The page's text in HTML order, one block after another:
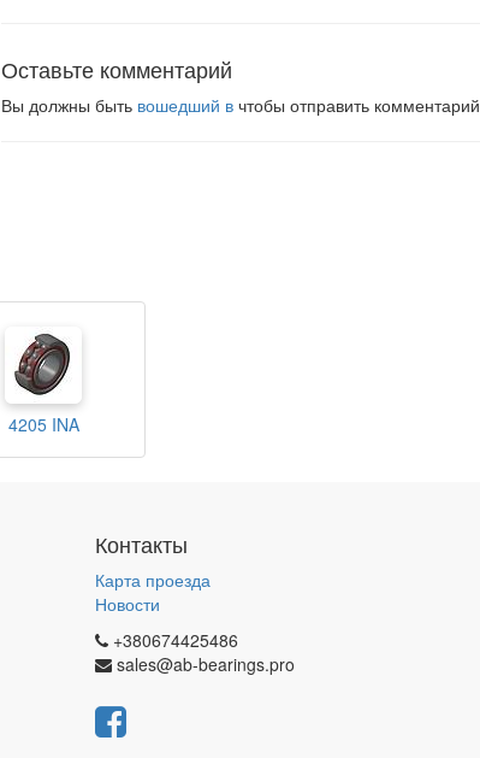
Оставьте комментарий
Вы должны быть вошедший в чтобы отправить комментарий
4205 INA
Контакты
Карта проезда
Новости
+380674425486
sales@ab-bearings.pro